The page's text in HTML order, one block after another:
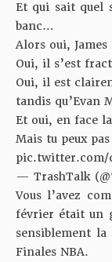
Et qui sait quel
banc…
Alors oui,
Oui, il s’est
Oui, il est
tandis qu’Evan
Et oui, en face
Mais tu peux
pic.twitter.com/
— TrashTalk
Vous l’avez
février était un
sensiblement
Finales NBA.